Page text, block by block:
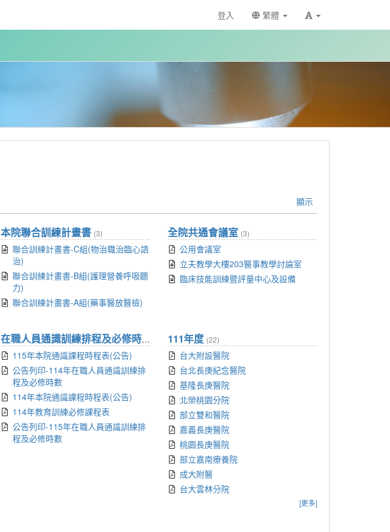
登入 繁體
顯示
本院聯合訓練計畫書 (3)
聯合訓練計畫書-C組(物治職治臨心語
治)
聯合訓練計畫書-B組(護理營養呼吸聽
力)
聯合訓練計畫書-A組(藥事醫放醫檢)
全院共通會議室 (3)
公用會議室
立夫教學大樓203醫事教學討論室
臨床技能訓練暨評量中心及設備
在職人員通識訓練排程及必修時數
115年本院通識課程時程表(公告)
公告列印-114年在職人員通識訓練排
程及必修時數
114年本院通識課程時程表(公告)
114年教育訓練必修課程表
公告列印-115年在職人員通識訓練排
程及必修時數
111年度 (22)
台大附設醫院
台北長庚紀念醫院
基隆長庚醫院
北榮桃園分院
部立雙和醫院
嘉義長庚醫院
桃園長庚醫院
部立嘉南療養院
成大附醫
台大雲林分院
[更多]